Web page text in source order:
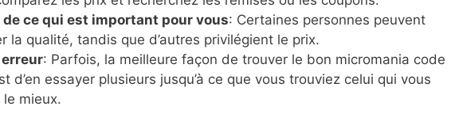
de ce qui est important pour vous: Certaines personnes peuvent
la qualité, tandis que d’autres privilégient le prix.
erreur: Parfois, la meilleure façon de trouver le bon micromania code
d’en essayer plusieurs jusqu’à ce que vous trouviez celui qui vous
mieux.